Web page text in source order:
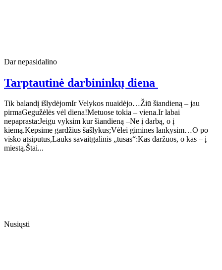
Dar nepasidalino
Tarptautinė darbininkų diena
Tik balandį išlydėjomIr Velykos nuaidėjo…Žiū šiandieną – jau
pirmaGegužėlės vėl diena!Metuose tokia – viena.Ir labai
nepaprasta:Jeigu vyksim kur šiandieną –Ne į darbą, o į
kiemą.Kepsime gardžius šašlykus;Vėlei gimines lankysim…O po
visko atsipūtus,Lauks savaitgalinis „tūsas“:Kas daržuos, o kas – į
miestą.Štai...
Nusiųsti